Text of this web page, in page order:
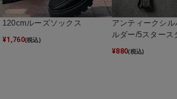
120cmルーズソックス
¥1,760(税込)
アンティークシ
ルダー/5スタース
¥880(税込)